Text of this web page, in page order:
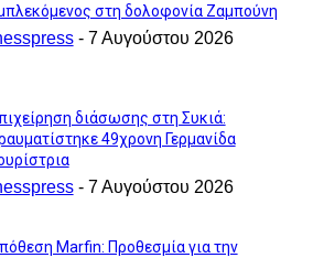
στη δολοφονία Ζαμπούνη
- 7 Αυγούστου 2026
διάσωσης στη Συκιά:
49χρονη Γερμανίδα
- 7 Αυγούστου 2026
Marfin: Προθεσμία για την